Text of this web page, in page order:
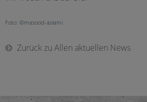
Foto: ©masood-aslami
Zurück zu Allen aktuellen News